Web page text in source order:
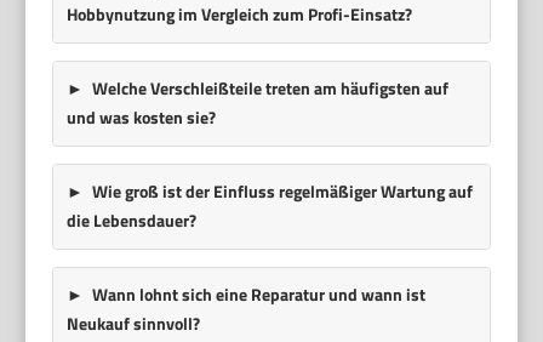
Hobbynutzung im Vergleich zum Profi-Einsatz?
Welche Verschleißteile treten am häufigsten auf
und was kosten sie?
Wie groß ist der Einfluss regelmäßiger Wartung auf
die Lebensdauer?
Wann lohnt sich eine Reparatur und wann ist
Neukauf sinnvoll?